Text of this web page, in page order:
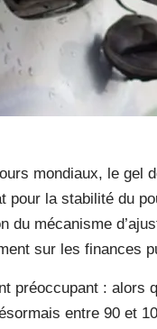
mondiaux, le gel
pour la stabilité du
du mécanisme
sur les finances
préoccupant :
entre 90 et